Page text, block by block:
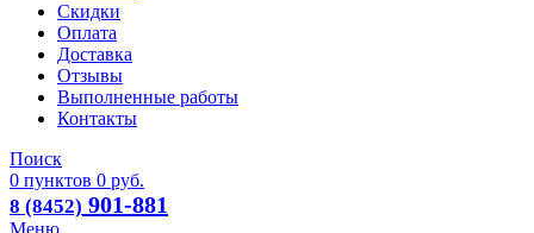
Скидки
Оплата
Доставка
Отзывы
Выполненные работы
Контакты
Поиск
0 пунктов 0 руб.
8 (8452) 901-881
Меню